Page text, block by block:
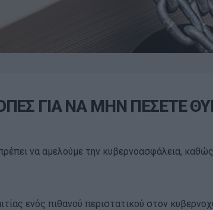
ΓΙΑ ΝΑ ΜΗΝ ΠΕΣΕΤΕ
να αμελούμε την κυβερνοασφάλεια,
ενός πιθανού περιστατικού στον